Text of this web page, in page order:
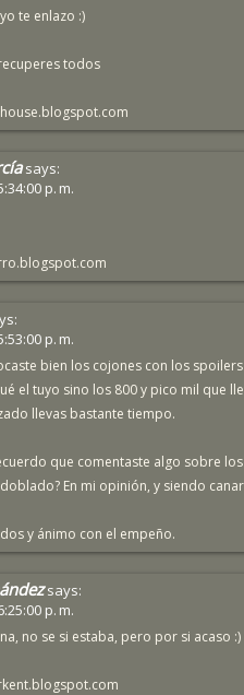
te enlazo :)
todos
says:
p. m.
p. m.
bien los cojones con los
el tuyo sino los 800 y pico mil que
llevas bastante tiempo.
que comentaste algo sobre
En mi opinión, y siendo
y ánimo con el empeño.
says:
p. m.
no se si estaba, pero por si acaso :)